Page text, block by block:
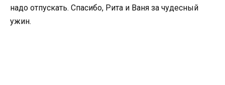
надо отпускать. Спасибо, Рита и Ваня за чудесный
ужин.